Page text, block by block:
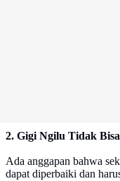
2. Gigi Ngilu Tidak
Ada anggapan bahwa
dapat diperbaiki dan